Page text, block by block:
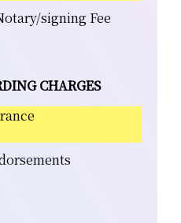
signing Fee
CHARGES